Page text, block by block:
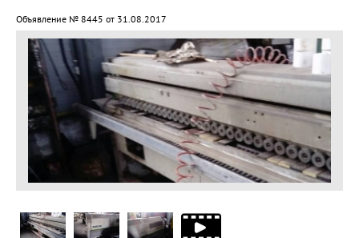
Объявление № 8445 от 31.08.2017